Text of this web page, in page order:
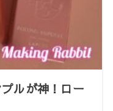
ルが神！ロー